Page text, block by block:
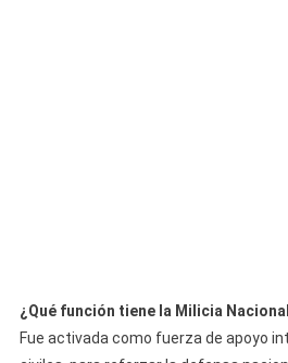
¿Qué función tiene la Milicia
Fue activada como fuerza de apoyo